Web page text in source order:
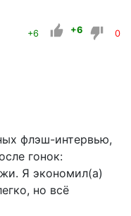
+6 +6 0
флэш-интервью,
гонок:
Я экономил(а)
но всё